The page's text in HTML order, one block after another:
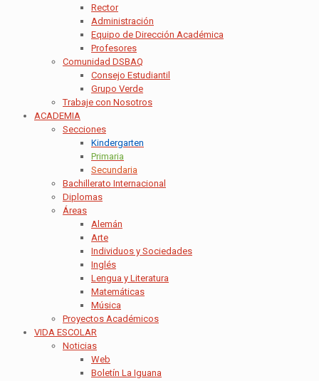
Rector
Administración
Equipo de Dirección Académica
Profesores
Comunidad DSBAQ
Consejo Estudiantil
Grupo Verde
Trabaje con Nosotros
ACADEMIA
Secciones
Kindergarten
Primaria
Secundaria
Bachillerato Internacional
Diplomas
Áreas
Alemán
Arte
Individuos y Sociedades
Inglés
Lengua y Literatura
Matemáticas
Música
Proyectos Académicos
VIDA ESCOLAR
Noticias
Web
Boletín La Iguana